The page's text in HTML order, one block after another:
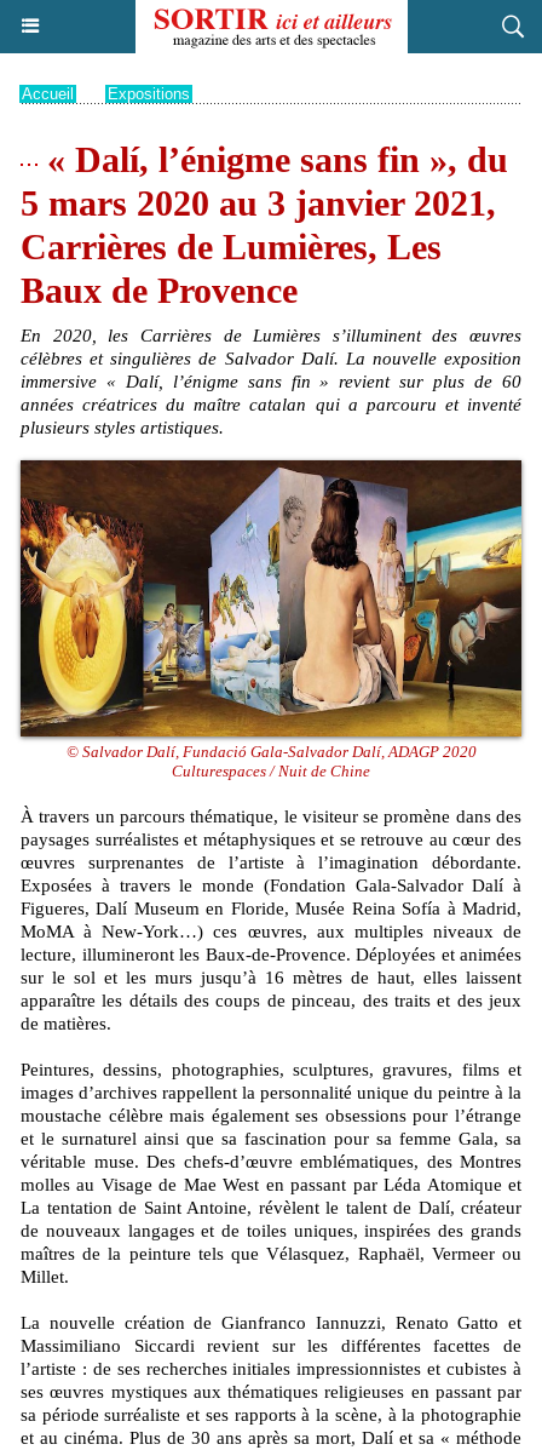
Accueil Expositions
« Dalí, l’énigme sans fin », du
5 mars 2020 au 3 janvier 2021,
Carrières de Lumières, Les
Baux de Provence
En 2020, les Carrières de Lumières s’illuminent des œuvres
célèbres et singulières de Salvador Dalí. La nouvelle exposition
immersive « Dalí, l’énigme sans fin » revient sur plus de 60
années créatrices du maître catalan qui a parcouru et inventé
plusieurs styles artistiques.
© Salvador Dalí, Fundació Gala-Salvador Dalí, ADAGP 2020
Culturespaces / Nuit de Chine
À travers un parcours thématique, le visiteur se promène dans des
paysages surréalistes et métaphysiques et se retrouve au cœur des
œuvres surprenantes de l’artiste à l’imagination débordante.
Exposées à travers le monde (Fondation Gala-Salvador Dalí à
Figueres, Dalí Museum en Floride, Musée Reina Sofía à Madrid,
MoMA à New-York…) ces œuvres, aux multiples niveaux de
lecture, illumineront les Baux-de-Provence. Déployées et animées
sur le sol et les murs jusqu’à 16 mètres de haut, elles laissent
apparaître les détails des coups de pinceau, des traits et des jeux
de matières.
Peintures, dessins, photographies, sculptures, gravures, films et
images d’archives rappellent la personnalité unique du peintre à la
moustache célèbre mais également ses obsessions pour l’étrange
et le surnaturel ainsi que sa fascination pour sa femme Gala, sa
véritable muse. Des chefs-d’œuvre emblématiques, des Montres
molles au Visage de Mae West en passant par Léda Atomique et
La tentation de Saint Antoine, révèlent le talent de Dalí, créateur
de nouveaux langages et de toiles uniques, inspirées des grands
maîtres de la peinture tels que Vélasquez, Raphaël, Vermeer ou
Millet.
La nouvelle création de Gianfranco Iannuzzi, Renato Gatto et
Massimiliano Siccardi revient sur les différentes facettes de
l’artiste : de ses recherches initiales impressionnistes et cubistes à
ses œuvres mystiques aux thématiques religieuses en passant par
sa période surréaliste et ses rapports à la scène, à la photographie
et au cinéma. Plus de 30 ans après sa mort, Dalí et sa « méthode